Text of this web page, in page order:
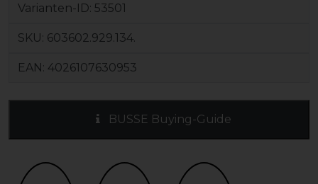
Varianten-ID: 53501
SKU: 603602.929.134.
EAN: 4026107630953
BUSSE Buying-Guide